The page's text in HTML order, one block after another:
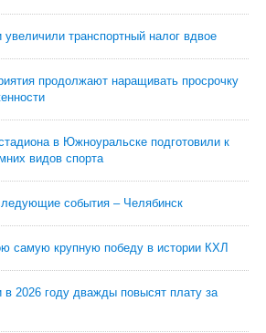
увеличили транспортный налог вдвое
продолжают наращивать просрочку
в Южноуральске подготовили к
видов спорта
события – Челябинск
самую крупную победу в истории КХЛ
в 2026 году дважды повысят плату за